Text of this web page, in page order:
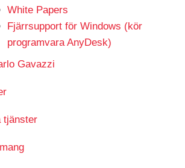
White Papers
Fjärrsupport för Windows (kör
programvara AnyDesk)
Gavazzi
tjänster